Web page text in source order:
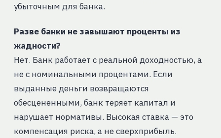
убыточным для банка.
Разве банки не завышают проценты из
жадности?
Нет. Банк работает с реальной доходностью, а
не с номинальными процентами. Если
выданные деньги возвращаются
обесцененными, банк теряет капитал и
нарушает нормативы. Высокая ставка — это
компенсация риска, а не сверхприбыль.